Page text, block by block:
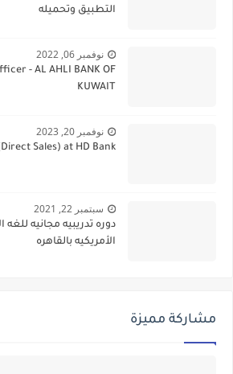
التطبيق وتحميله
نوفمبر 06, 2022
- AL AHLI BANK OF
KUWAIT
نوفمبر 20, 2023
Sales) at HD Bank
سبتمبر 22, 2021
دوره تدريبيه مجانيه للغه
الأمريكيه بالقاهره
مشاركة مميزة